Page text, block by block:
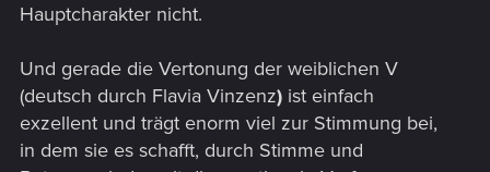
Hauptcharakter nicht.
Und gerade die Vertonung der weiblichen V
(deutsch durch Flavia Vinzenz) ist einfach
exzellent und trägt enorm viel zur Stimmung bei,
in dem sie es schafft, durch Stimme und